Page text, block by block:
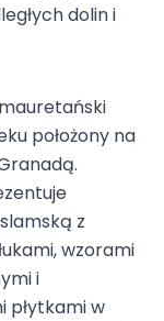
dolin i
położony na
z
wzorami
i
płytkami w